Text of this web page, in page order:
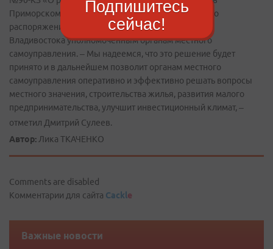
Приморском крае» в части передачи полномочий по
распоряжению земельными участками в границах
Владивостока уполномоченным органам местного
самоуправления. – Мы надеемся, что это решение будет
принято и в дальнейшем позволит органам местного
самоуправления оперативно и эффективно решать вопросы
местного значения, строительства жилья, развития малого
предпринимательства, улучшит инвестиционный климат, –
отметил Дмитрий Сулеев.
Автор: Лика ТКАЧЕНКО
Comments are disabled
Комментарии для сайта Cackle
Важные новости
Подпишитесь
сейчас!